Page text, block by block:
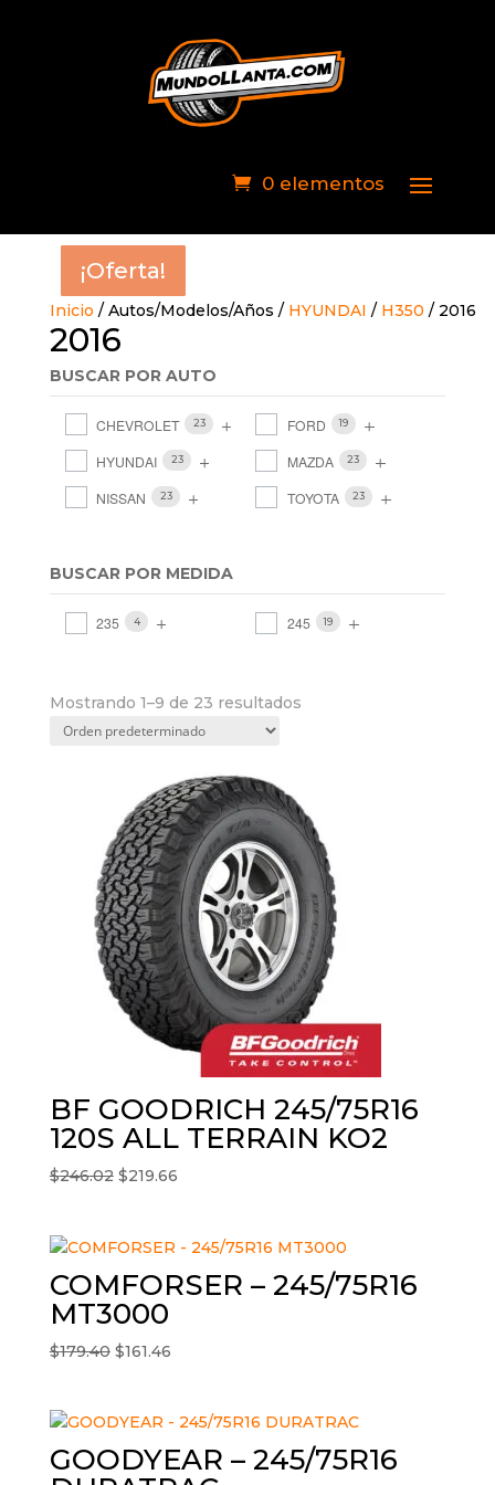
0 elementos
Inicio / Autos/Modelos/Años / HYUNDAI / H350 / 2016
2016
BUSCAR POR AUTO
CHEVROLET 23 FORD 19
HYUNDAI 23 MAZDA 23
NISSAN 23 TOYOTA 23
BUSCAR POR MEDIDA
235 4 245 19
Mostrando 1–9 de 23 resultados
¡Oferta!
BF GOODRICH 245/75R16
120S ALL TERRAIN KO2
$246.02 El
era:
$246.02.
$219.66El
es:
$219.66.
¡Oferta!
COMFORSER – 245/75R16
MT3000
$179.40 El
era:
$179.40.
$161.46El
es:
$161.46.
¡Oferta!
GOODYEAR – 245/75R16
¡Oferta!
¡Oferta!
¡Oferta!
¡Oferta!
¡Oferta!
¡Oferta!